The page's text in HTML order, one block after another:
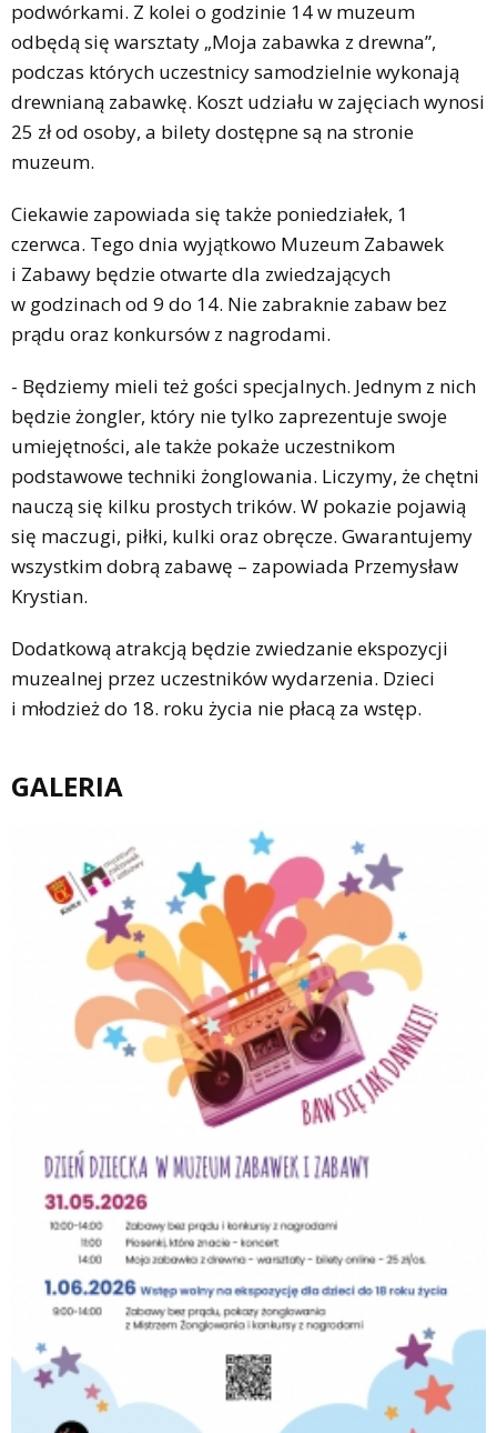
podwórkami. Z kolei o godzinie 14 w muzeum
odbędą się warsztaty „Moja zabawka z drewna”,
podczas których uczestnicy samodzielnie wykonają
drewnianą zabawkę. Koszt udziału w zajęciach wynosi
25 zł od osoby, a bilety dostępne są na stronie
muzeum.
Ciekawie zapowiada się także poniedziałek, 1
czerwca. Tego dnia wyjątkowo Muzeum Zabawek
i Zabawy będzie otwarte dla zwiedzających
w godzinach od 9 do 14. Nie zabraknie zabaw bez
prądu oraz konkursów z nagrodami.
- Będziemy mieli też gości specjalnych. Jednym z nich
będzie żongler, który nie tylko zaprezentuje swoje
umiejętności, ale także pokaże uczestnikom
podstawowe techniki żonglowania. Liczymy, że chętni
nauczą się kilku prostych trików. W pokazie pojawią
się maczugi, piłki, kulki oraz obręcze. Gwarantujemy
wszystkim dobrą zabawę – zapowiada Przemysław
Krystian.
Dodatkową atrakcją będzie zwiedzanie ekspozycji
muzealnej przez uczestników wydarzenia. Dzieci
i młodzież do 18. roku życia nie płacą za wstęp.
GALERIA